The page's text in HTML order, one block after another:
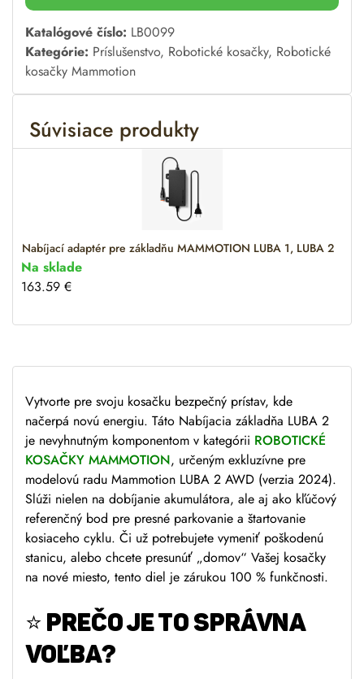
A
l
t
e
n
a
:
Katalógové číslo: LB0099
Kategórie: Príslušenstvo, Robotické kosačky, Robotické
kosačky Mammotion
Súvisiace produkty
Nabíjací adaptér pre základňu MAMMOTION LUBA 1, LUBA 2
Na sklade
163.59 €
Vytvorte pre svoju kosačku bezpečný prístav, kde
načerpá novú energiu. Táto Nabíjacia základňa LUBA 2
je nevyhnutným komponentom v kategórii ROBOTICKÉ
KOSAČKY MAMMOTION, určeným exkluzívne pre
modelovú radu Mammotion LUBA 2 AWD (verzia 2024).
Slúži nielen na dobíjanie akumulátora, ale aj ako kľúčový
referenčný bod pre presné parkovanie a štartovanie
kosiaceho cyklu. Či už potrebujete vymeniť poškodenú
stanicu, alebo chcete presunúť „domov“ Vašej kosačky
na nové miesto, tento diel je zárukou 100 % funkčnosti.
⭐PREČO JE TO SPRÁVNA
VOĽBA?